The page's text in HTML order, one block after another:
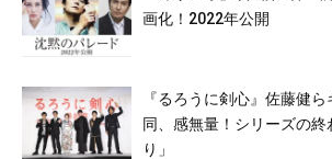
画化！2022年公開
『るろうに剣心』佐藤健
同、感無量！シリーズの終
り」